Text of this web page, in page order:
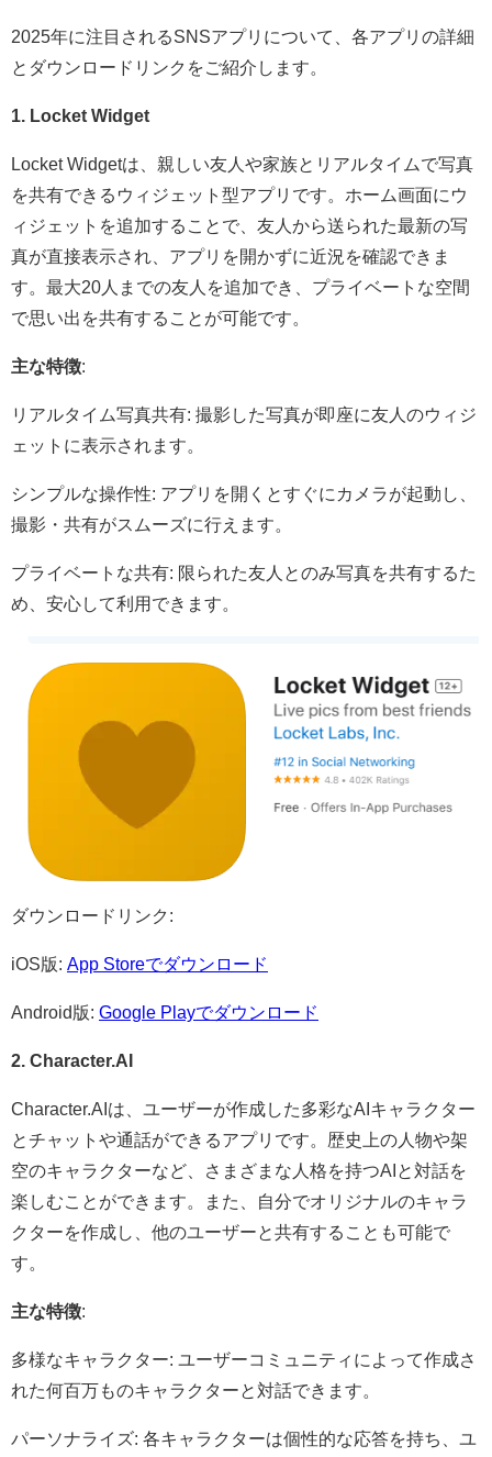
​2025年に注目されるSNSアプリについて、各アプリの詳細
とダウンロードリンクをご紹介します。​
1. Locket Widget
Locket Widgetは、親しい友人や家族とリアルタイムで写真
を共有できるウィジェット型アプリです。​ホーム画面にウ
ィジェットを追加することで、友人から送られた最新の写
真が直接表示され、アプリを開かずに近況を確認できま
す。​最大20人までの友人を追加でき、プライベートな空間
で思い出を共有することが可能です。 ​
主な特徴:
リアルタイム写真共有: 撮影した写真が即座に友人のウィジ
ェットに表示されます。​
シンプルな操作性: アプリを開くとすぐにカメラが起動し、
撮影・共有がスムーズに行えます。​
プライベートな共有: 限られた友人とのみ写真を共有するた
め、安心して利用できます。​
ダウンロードリンク:
iOS版: App Storeでダウンロード​
Android版: Google Playでダウンロード
2. Character.AI
Character.AIは、ユーザーが作成した多彩なAIキャラクター
とチャットや通話ができるアプリです。​歴史上の人物や架
空のキャラクターなど、さまざまな人格を持つAIと対話を
楽しむことができます。​また、自分でオリジナルのキャラ
クターを作成し、他のユーザーと共有することも可能で
す。 ​
主な特徴:
多様なキャラクター: ユーザーコミュニティによって作成さ
れた何百万ものキャラクターと対話できます。​
パーソナライズ: 各キャラクターは個性的な応答を持ち、ユ